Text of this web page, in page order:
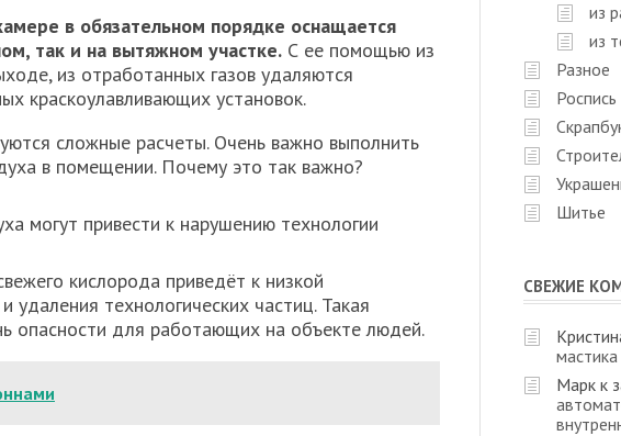
в обязательном порядке оснащается
так и на вытяжном участке. С ее помощью из
из отработанных газов удаляются
краскоулавливающих установок.
сложные расчеты. Очень важно выполнить
в помещении. Почему это так важно?
могут привести к нарушению технологии
кислорода приведёт к низкой
удаления технологических частиц. Такая
опасности для работающих на объекте людей.
из
из
Разное
Роспись
Шитье
СВЕЖИЕ
Марк к